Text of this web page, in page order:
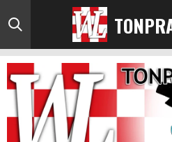
Ga
direct
naar
hoofdinhoud